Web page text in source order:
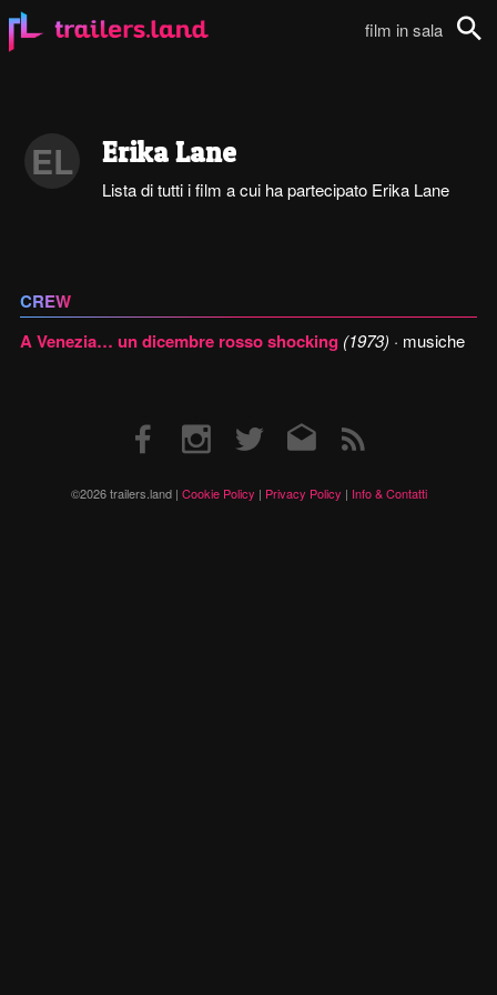
film in sala
EL Erika Lane
Lista di tutti i film a cui ha partecipato Erika Lane
CREW
A Venezia… un dicembre rosso shocking (1973) · musiche
©2026 trailers.land | Cookie Policy | Privacy Policy | Info & Contatti